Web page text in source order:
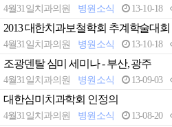
4월31일치과의원 병원소식 13-10-18
2013 대한치과보철학회 추계학술대회
4월31일치과의원 병원소식 13-10-18
조광덴탈 심미 세미나 - 부산, 광주
4월31일치과의원 병원소식 13-09-03
대한심미치과학회 인정의
4월31일치과의원 병원소식 13-08-20